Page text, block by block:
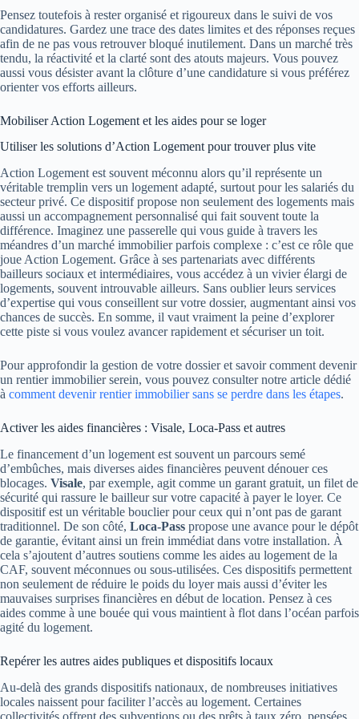
Pensez toutefois à rester organisé et rigoureux dans le suivi de vos
candidatures. Gardez une trace des dates limites et des réponses reçues
afin de ne pas vous retrouver bloqué inutilement. Dans un marché très
tendu, la réactivité et la clarté sont des atouts majeurs. Vous pouvez
aussi vous désister avant la clôture d’une candidature si vous préférez
orienter vos efforts ailleurs.
Mobiliser Action Logement et les aides pour se loger
Utiliser les solutions d’Action Logement pour trouver plus vite
Action Logement est souvent méconnu alors qu’il représente un
véritable tremplin vers un logement adapté, surtout pour les salariés du
secteur privé. Ce dispositif propose non seulement des logements mais
aussi un accompagnement personnalisé qui fait souvent toute la
différence. Imaginez une passerelle qui vous guide à travers les
méandres d’un marché immobilier parfois complexe : c’est ce rôle que
joue Action Logement. Grâce à ses partenariats avec différents
bailleurs sociaux et intermédiaires, vous accédez à un vivier élargi de
logements, souvent introuvable ailleurs. Sans oublier leurs services
d’expertise qui vous conseillent sur votre dossier, augmentant ainsi vos
chances de succès. En somme, il vaut vraiment la peine d’explorer
cette piste si vous voulez avancer rapidement et sécuriser un toit.
Pour approfondir la gestion de votre dossier et savoir comment devenir
un rentier immobilier serein, vous pouvez consulter notre article dédié
à comment devenir rentier immobilier sans se perdre dans les étapes.
Activer les aides financières : Visale, Loca-Pass et autres
Le financement d’un logement est souvent un parcours semé
d’embûches, mais diverses aides financières peuvent dénouer ces
blocages. Visale, par exemple, agit comme un garant gratuit, un filet de
sécurité qui rassure le bailleur sur votre capacité à payer le loyer. Ce
dispositif est un véritable bouclier pour ceux qui n’ont pas de garant
traditionnel. De son côté, Loca-Pass propose une avance pour le dépôt
de garantie, évitant ainsi un frein immédiat dans votre installation. À
cela s’ajoutent d’autres soutiens comme les aides au logement de la
CAF, souvent méconnues ou sous-utilisées. Ces dispositifs permettent
non seulement de réduire le poids du loyer mais aussi d’éviter les
mauvaises surprises financières en début de location. Pensez à ces
aides comme à une bouée qui vous maintient à flot dans l’océan parfois
agité du logement.
Repérer les autres aides publiques et dispositifs locaux
Au-delà des grands dispositifs nationaux, de nombreuses initiatives
locales naissent pour faciliter l’accès au logement. Certaines
collectivités offrent des subventions ou des prêts à taux zéro, pensées